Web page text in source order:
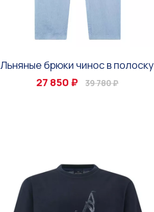
Льняные брюки чинос в полоску
27 850 ₽
39 780 ₽